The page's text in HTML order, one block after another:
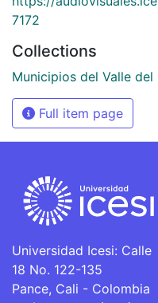
7172
Collections
Municipios del Valle del
Full item page
Universidad Icesi: Calle
18 No. 122-135
Pance, Cali - Colombia